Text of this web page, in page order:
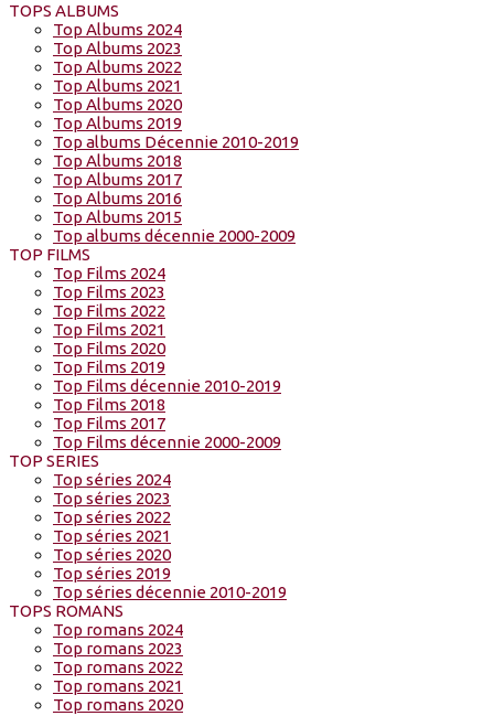
TOPS ALBUMS
Top Albums 2024
Top Albums 2023
Top Albums 2022
Top Albums 2021
Top Albums 2020
Top Albums 2019
Top albums Décennie 2010-2019
Top Albums 2018
Top Albums 2017
Top Albums 2016
Top Albums 2015
Top albums décennie 2000-2009
TOP FILMS
Top Films 2024
Top Films 2023
Top Films 2022
Top Films 2021
Top Films 2020
Top Films 2019
Top Films décennie 2010-2019
Top Films 2018
Top Films 2017
Top Films décennie 2000-2009
TOP SERIES
Top séries 2024
Top séries 2023
Top séries 2022
Top séries 2021
Top séries 2020
Top séries 2019
Top séries décennie 2010-2019
TOPS ROMANS
Top romans 2024
Top romans 2023
Top romans 2022
Top romans 2021
Top romans 2020